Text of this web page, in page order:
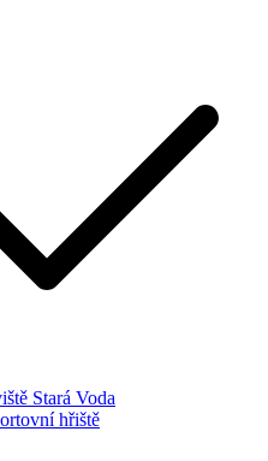
Stará Voda
hřiště